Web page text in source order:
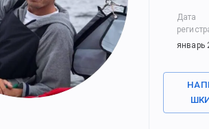
Дата
январь